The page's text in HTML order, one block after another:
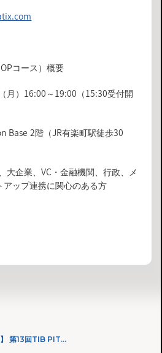
コース）概要
月）16:00～19:00（15:30受付開
Base 2階（JR有楽町駅徒歩30
大企業、VC・金融機関、行政、メ
ップ連携に関心のある方
【観覧募集のご案内】 第13回TIB PITCH（SHOPコース）登壇スタートアップ・審査員決定！